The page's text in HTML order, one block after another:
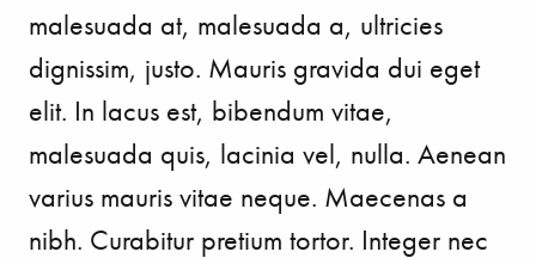
malesuada at, malesuada a, ultricies
dignissim, justo. Mauris gravida dui eget
elit. In lacus est, bibendum vitae,
malesuada quis, lacinia vel, nulla. Aenean
varius mauris vitae neque. Maecenas a
nibh. Curabitur pretium tortor. Integer nec